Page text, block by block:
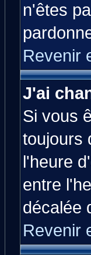
n'êtes
Revenir
J'ai
Si vous
toujours
l'heure
entre
décalée
Revenir